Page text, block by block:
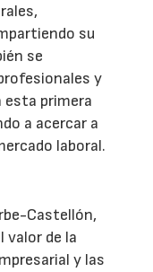
su
se
y
esta primera
a acercar a
laboral.
Castellón,
valor de la
y las